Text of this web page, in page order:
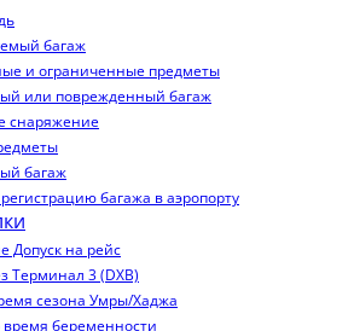
багаж
и ограниченные предметы
или поврежденный багаж
снаряжение
багаж
багажа в аэропорту
Допуск на рейс
Терминал 3 (DXB)
сезона Умры/Хаджа
время беременности